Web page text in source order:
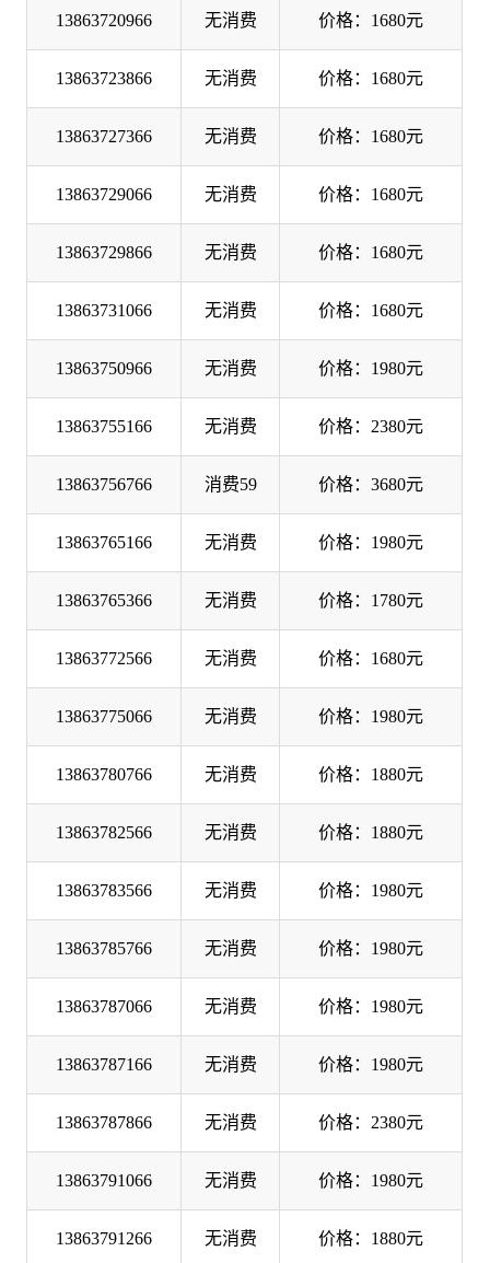
13863720966 无消费 价格：1680元
13863723866 无消费 价格：1680元
13863727366 无消费 价格：1680元
13863729066 无消费 价格：1680元
13863729866 无消费 价格：1680元
13863731066 无消费 价格：1680元
13863750966 无消费 价格：1980元
13863755166 无消费 价格：2380元
13863756766 消费59 价格：3680元
13863765166 无消费 价格：1980元
13863765366 无消费 价格：1780元
13863772566 无消费 价格：1680元
13863775066 无消费 价格：1980元
13863780766 无消费 价格：1880元
13863782566 无消费 价格：1880元
13863783566 无消费 价格：1980元
13863785766 无消费 价格：1980元
13863787066 无消费 价格：1980元
13863787166 无消费 价格：1980元
13863787866 无消费 价格：2380元
13863791066 无消费 价格：1980元
13863791266 无消费 价格：1880元